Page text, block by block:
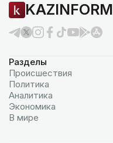
KAZINFORM
Разделы
Происшествия
Политика
Аналитика
Экономика
В мире